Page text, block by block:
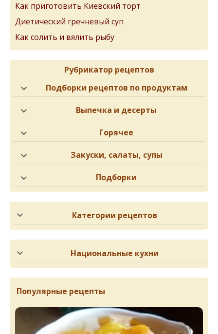
Как приготовить Киевский торт
Диетический гречневый суп
Как солить и вялить рыбу
Рубрикатор рецептов
Подборки рецептов по продуктам
Выпечка и десерты
Горячее
Закуски, салаты, супы
Подборки
Категории рецептов
Национальные кухни
Популярные рецепты